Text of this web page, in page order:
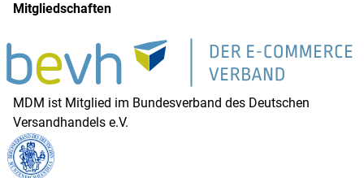
Mitgliedschaften
MDM ist Mitglied im Bundesverband des Deutschen
Versandhandels e.V.